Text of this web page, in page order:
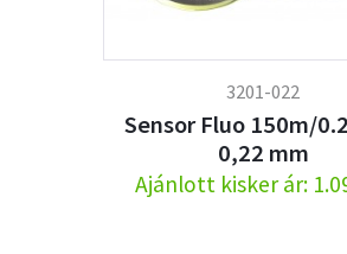
3201-022
Sensor Fluo 150m/
0,22 mm
Ajánlott kisker ár: